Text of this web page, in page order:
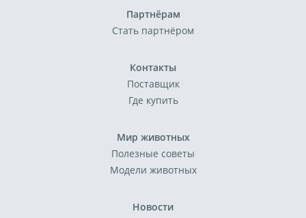
Партнёрам
Стать партнёром
Контакты
Поставщик
Где купить
Мир животных
Полезные советы
Модели животных
Новости